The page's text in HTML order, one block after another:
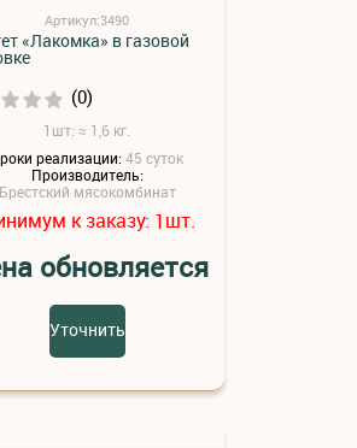
Артикул:3490
«Лакомка» в газовой
(0)
1шт: ≈ 1,6 кг.
реализации:45 суток
Производитель:
Брестский мясокомбинат
к заказу: 1шт.
обновляется
Уточнить